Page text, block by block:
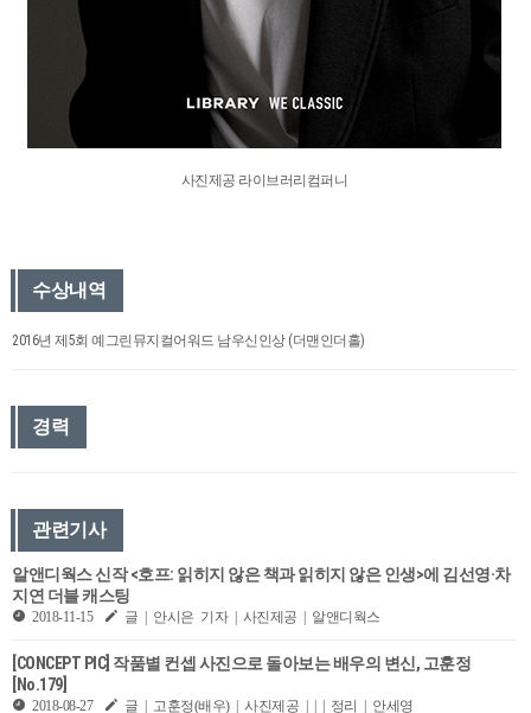
사진제공 라이브러리컴퍼니
수상내역
2016년 제5회 예그린뮤지컬어워드 남우신인상 (더맨인더홀)
경력
관련기사
알앤디웍스 신작 <호프: 읽히지 않은 책과 읽히지 않은 인생>에 김선영·차
지연 더블 캐스팅
2018-11-15 글 | 안시은 기자 | 사진제공 | 알앤디웍스
[CONCEPT PIC] 작품별 컨셉 사진으로 돌아보는 배우의 변신, 고훈정
[No.179]
2018-08-27 글 | 고훈정(배우) | 사진제공 | | | 정리 | 안세영